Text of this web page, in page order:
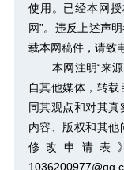
使用。已经本网
网”。违反上述声
载本网稿件，请致
本网注明“来
自其他媒体，转
同其观点和对其
内容、版权和其
修改申请表